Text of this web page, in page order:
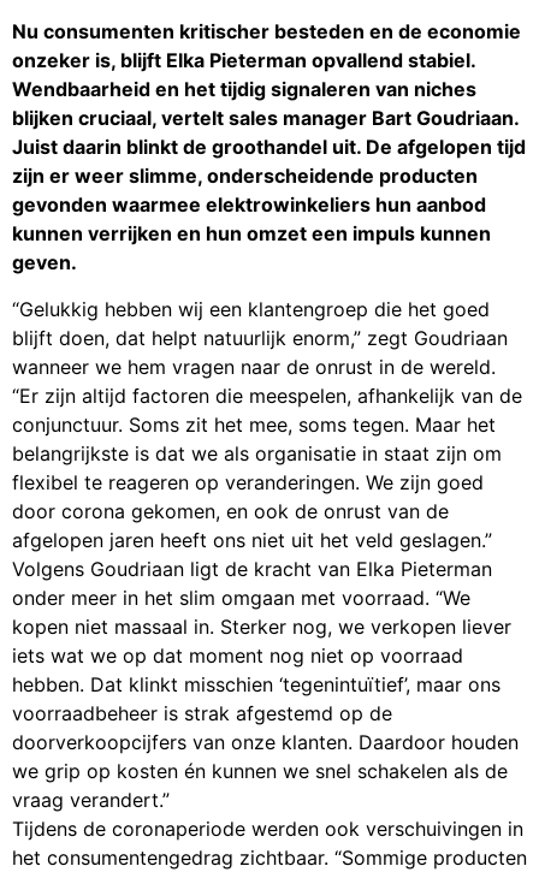
Nu consumenten kritischer besteden en de economie
onzeker is, blijft Elka Pieterman opvallend stabiel.
Wendbaarheid en het tijdig signaleren van niches
blijken cruciaal, vertelt sales manager Bart Goudriaan.
Juist daarin blinkt de groothandel uit. De afgelopen tijd
zijn er weer slimme, onderscheidende producten
gevonden waarmee elektrowinkeliers hun aanbod
kunnen verrijken en hun omzet een impuls kunnen
geven.
“Gelukkig hebben wij een klantengroep die het goed
blijft doen, dat helpt natuurlijk enorm,” zegt Goudriaan
wanneer we hem vragen naar de onrust in de wereld.
“Er zijn altijd factoren die meespelen, afhankelijk van de
conjunctuur. Soms zit het mee, soms tegen. Maar het
belangrijkste is dat we als organisatie in staat zijn om
flexibel te reageren op veranderingen. We zijn goed
door corona gekomen, en ook de onrust van de
afgelopen jaren heeft ons niet uit het veld geslagen.”
Volgens Goudriaan ligt de kracht van Elka Pieterman
onder meer in het slim omgaan met voorraad. “We
kopen niet massaal in. Sterker nog, we verkopen liever
iets wat we op dat moment nog niet op voorraad
hebben. Dat klinkt misschien ‘tegenintuïtief’, maar ons
voorraadbeheer is strak afgestemd op de
doorverkoopcijfers van onze klanten. Daardoor houden
we grip op kosten én kunnen we snel schakelen als de
vraag verandert.”
Tijdens de coronaperiode werden ook verschuivingen in
het consumentengedrag zichtbaar. “Sommige producten